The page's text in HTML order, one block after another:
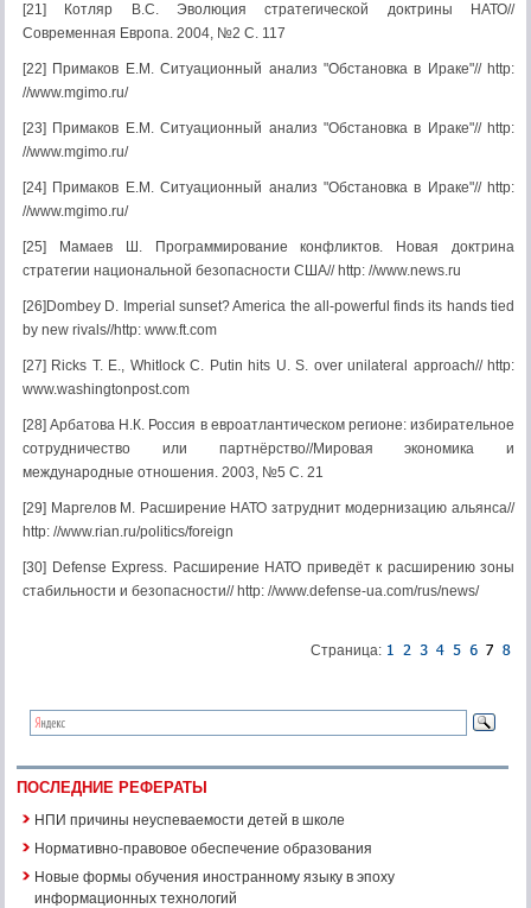
[21] Котляр В.С. Эволюция стратегической доктрины НАТО//
Современная Европа. 2004, №2 С. 117
[22] Примаков Е.М. Ситуационный анализ "Обстановка в Ираке"// http:
//www.mgimo.ru/
[23] Примаков Е.М. Ситуационный анализ "Обстановка в Ираке"// http:
//www.mgimo.ru/
[24] Примаков Е.М. Ситуационный анализ "Обстановка в Ираке"// http:
//www.mgimo.ru/
[25] Мамаев Ш. Программирование конфликтов. Новая доктрина
стратегии национальной безопасности США// http: //www.news.ru
[26]Dombey D. Imperial sunset? America the all-powerful finds its hands tied
by new rivals//http: www.ft.com
[27] Ricks T. E., Whitlock C. Putin hits U. S. over unilateral approach// http:
www.washingtonpost.com
[28] Арбатова Н.К. Россия в евроатлантическом регионе: избирательное
сотрудничество или партнёрство//Мировая экономика и
международные отношения. 2003, №5 С. 21
[29] Маргелов М. Расширение НАТО затруднит модернизацию альянса//
http: //www.rian.ru/politics/foreign
[30] Defense Express. Расширение НАТО приведёт к расширению зоны
стабильности и безопасности// http: //www.defense-ua.com/rus/news/
Страница:
ПОСЛЕДНИЕ РЕФЕРАТЫ
НПИ причины неуспеваемости детей в школе
Нормативно-правовое обеспечение образования
Новые формы обучения иностранному языку в эпоху
информационных технологий